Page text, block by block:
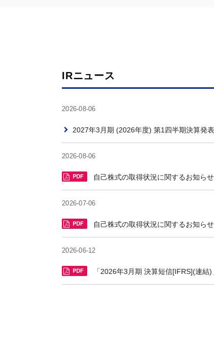
IRニュース
2026-08-06
2027年3月期 (2026年度) 第1四半期決算発表
2026-08-06
自己株式の取得状況に関するお知ら
2026-07-06
自己株式の取得状況に関するお知ら
2026-06-12
「2026年3月期 決算短信[IFRS](連